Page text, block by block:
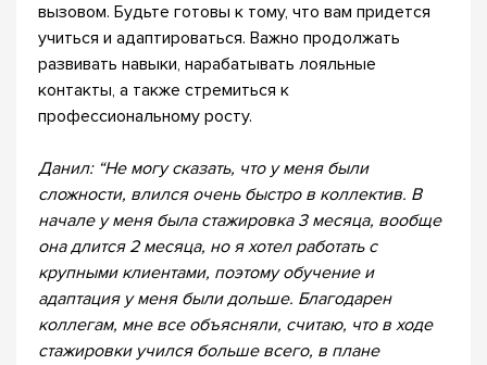
вызовом. Будьте готовы к тому, что вам придется
учиться и адаптироваться. Важно продолжать
развивать навыки, нарабатывать лояльные
контакты, а также стремиться к
профессиональному росту.
Данил: “Не могу сказать, что у меня были
сложности, влился очень быстро в коллектив. В
начале у меня была стажировка 3 месяца, вообще
она длится 2 месяца, но я хотел работать с
крупными клиентами, поэтому обучение и
адаптация у меня были дольше. Благодарен
коллегам, мне все объясняли, считаю, что в ходе
стажировки учился больше всего, в плане